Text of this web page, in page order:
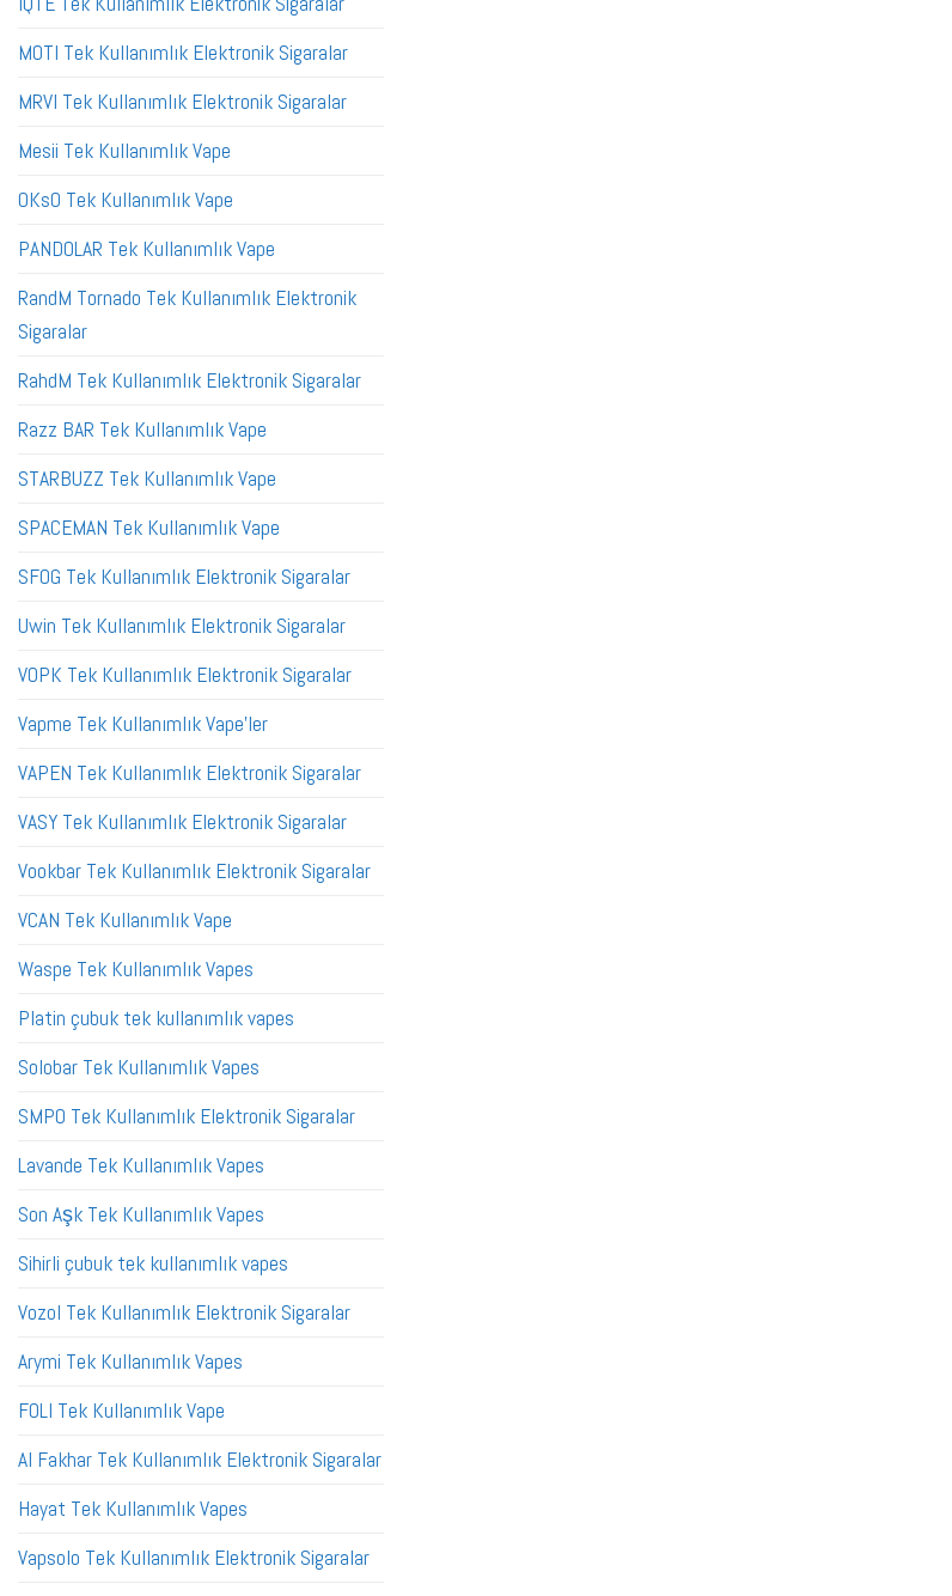
MOTI Tek Kullanımlık Elektronik Sigaralar
MRVI Tek Kullanımlık Elektronik Sigaralar
Mesii Tek Kullanımlık Vape
OKsO Tek Kullanımlık Vape
PANDOLAR Tek Kullanımlık Vape
RandM Tornado Tek Kullanımlık Elektronik
Sigaralar
RahdM Tek Kullanımlık Elektronik Sigaralar
Razz BAR Tek Kullanımlık Vape
STARBUZZ Tek Kullanımlık Vape
SPACEMAN Tek Kullanımlık Vape
SFOG Tek Kullanımlık Elektronik Sigaralar
Uwin Tek Kullanımlık Elektronik Sigaralar
VOPK Tek Kullanımlık Elektronik Sigaralar
Vapme Tek Kullanımlık Vape'ler
VAPEN Tek Kullanımlık Elektronik Sigaralar
VASY Tek Kullanımlık Elektronik Sigaralar
Vookbar Tek Kullanımlık Elektronik Sigaralar
VCAN Tek Kullanımlık Vape
Waspe Tek Kullanımlık Vapes
Platin çubuk tek kullanımlık vapes
Solobar Tek Kullanımlık Vapes
SMPO Tek Kullanımlık Elektronik Sigaralar
Lavande Tek Kullanımlık Vapes
Son Aşk Tek Kullanımlık Vapes
Sihirli çubuk tek kullanımlık vapes
Vozol Tek Kullanımlık Elektronik Sigaralar
Arymi Tek Kullanımlık Vapes
FOLI Tek Kullanımlık Vape
Al Fakhar Tek Kullanımlık Elektronik Sigaralar
Hayat Tek Kullanımlık Vapes
Vapsolo Tek Kullanımlık Elektronik Sigaralar